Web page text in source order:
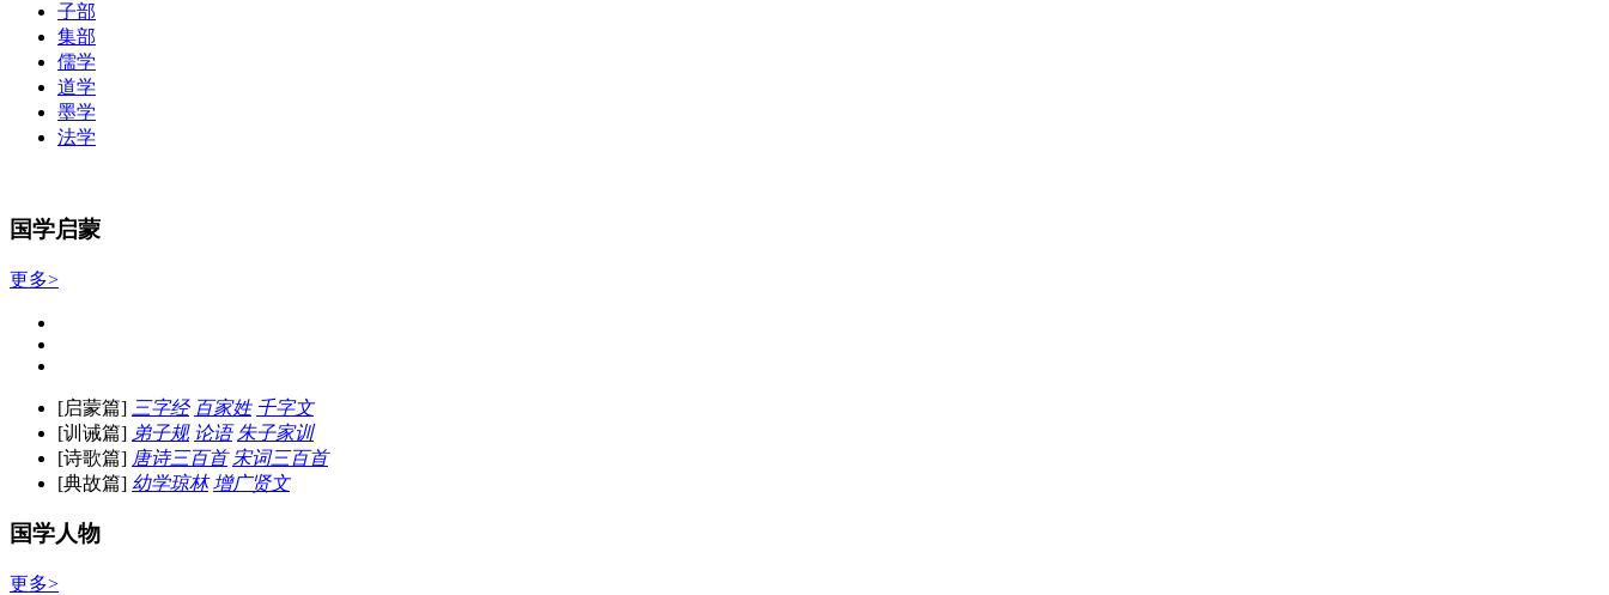
子部
集部
儒学
道学
墨学
法学
国学启蒙
更多>
[启蒙篇] 三字经 百家姓 千字文
[训诫篇] 弟子规 论语 朱子家训
[诗歌篇] 唐诗三百首 宋词三百首
[典故篇] 幼学琼林 增广贤文
国学人物
更多>